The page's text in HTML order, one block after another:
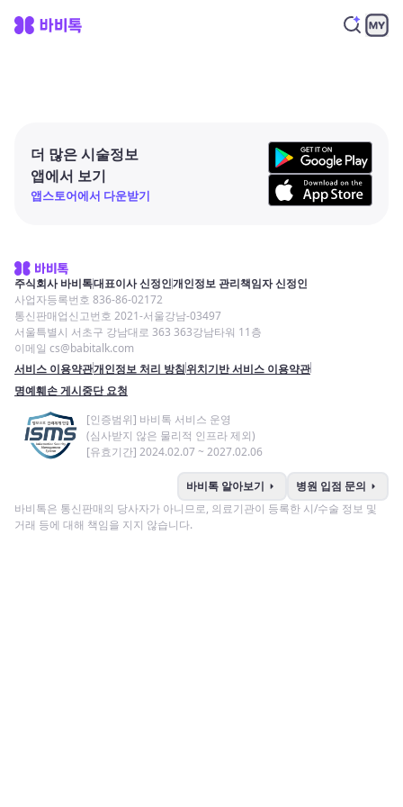
더 많은 시술정보
앱에서 보기
앱스토어에서 다운받기
주식회사 바비톡대표이사 신정인개인정보 관리책임자 신정인
사업자등록번호 836-86-02172
통신판매업신고번호 2021-서울강남-03497
서울특별시 서초구 강남대로 363 363강남타워 11층
이메일 cs@babitalk.com
서비스 이용약관개인정보 처리 방침위치기반 서비스 이용약관
명예훼손 게시중단 요청
[인증범위] 바비톡 서비스 운영
(심사받지 않은 물리적 인프라 제외)
[유효기간] 2024.02.07 ~ 2027.02.06
바비톡 알아보기 arrow_right 병원 입점 문의 arrow_right
바비톡은 통신판매의 당사자가 아니므로, 의료기관이 등록한 시/수술 정보 및
거래 등에 대해 책임을 지지 않습니다.